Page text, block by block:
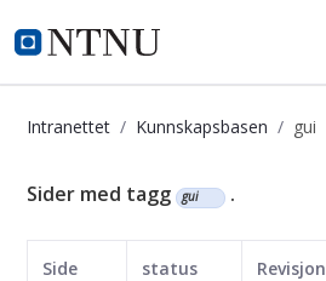
i.ntnu.no
Intranettet Kunnskapsbasen gui
Kunnskapsbasen
Sider med tagg gui .
Side status Revisjon